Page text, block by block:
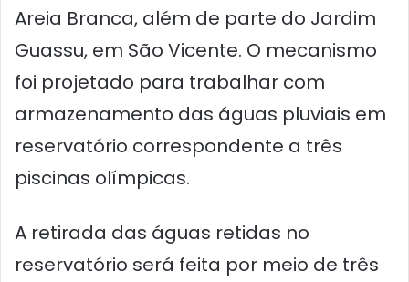
Areia Branca, além de parte do Jardim
Guassu, em São Vicente. O mecanismo
foi projetado para trabalhar com
armazenamento das águas pluviais em
reservatório correspondente a três
piscinas olímpicas.
A retirada das águas retidas no
reservatório será feita por meio de três